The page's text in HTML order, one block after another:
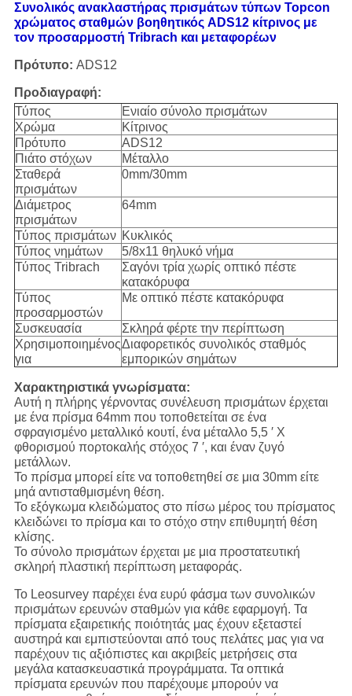
Συνολικός ανακλαστήρας πρισμάτων τύπων Topcon
χρώματος σταθμών βοηθητικός ADS12 κίτρινος με
τον προσαρμοστή Tribrach και μεταφορέων
Πρότυπο: ADS12
Προδιαγραφή:
Τύπος
Ενιαίο σύνολο πρισμάτων
Χρώμα
Κίτρινος
Πρότυπο
ADS12
Πιάτο στόχων
Μέταλλο
Σταθερά
πρισμάτων
0mm/30mm
Διάμετρος
πρισμάτων
64mm
Τύπος πρισμάτων Κυκλικός
Τύπος νημάτων
5/8x11 θηλυκό νήμα
Τύπος Tribrach
Σαγόνι τρία χωρίς οπτικό πέστε
κατακόρυφα
Τύπος
προσαρμοστών
Με οπτικό πέστε κατακόρυφα
Συσκευασία
Σκληρά φέρτε την περίπτωση
Χρησιμοποιημένος
για
Διαφορετικός συνολικός σταθμός
εμπορικών σημάτων
Χαρακτηριστικά γνωρίσματα:
Αυτή η πλήρης γέρνοντας συνέλευση πρισμάτων έρχεται
με ένα πρίσμα 64mm που τοποθετείται σε ένα
σφραγισμένο μεταλλικό κουτί, ένα μέταλλο 5,5 ′ Χ
φθορισμού πορτοκαλής στόχος 7 ′, και έναν ζυγό
μετάλλων.
Το πρίσμα μπορεί είτε να τοποθετηθεί σε μια 30mm είτε
μηά αντισταθμισμένη θέση.
Το εξόγκωμα κλειδώματος στο πίσω μέρος του πρίσματος
κλειδώνει το πρίσμα και το στόχο στην επιθυμητή θέση
κλίσης.
Το σύνολο πρισμάτων έρχεται με μια προστατευτική
σκληρή πλαστική περίπτωση μεταφοράς.
Το Leosurvey παρέχει ένα ευρύ φάσμα των συνολικών
πρισμάτων ερευνών σταθμών για κάθε εφαρμογή. Τα
πρίσματα εξαιρετικής ποιότητάς μας έχουν εξεταστεί
αυστηρά και εμπιστεύονται από τους πελάτες μας για να
παρέχουν τις αξιόπιστες και ακριβείς μετρήσεις στα
μεγάλα κατασκευαστικά προγράμματα. Τα οπτικά
πρίσματα ερευνών που παρέχουμε μπορούν να